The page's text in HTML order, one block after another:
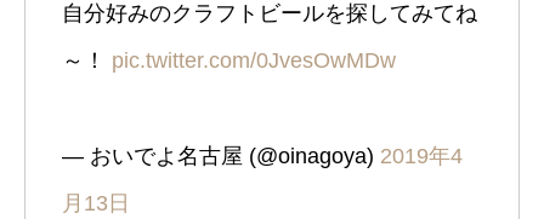
自分好みのクラフトビールを探してみてね
～！ pic.twitter.com/0JvesOwMDw
— おいでよ名古屋 (@oinagoya) 2019年4
月13日